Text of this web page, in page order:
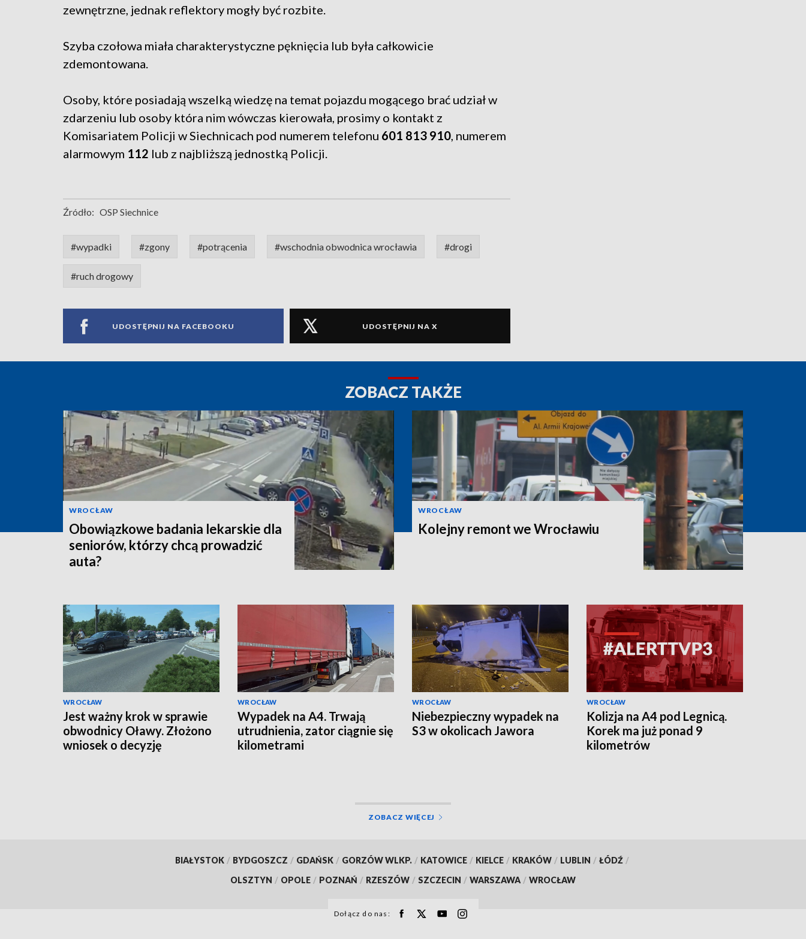
zewnętrzne, jednak reflektory mogły być rozbite.
Szyba czołowa miała charakterystyczne pęknięcia lub była całkowicie
zdemontowana.
Osoby, które posiadają wszelką wiedzę na temat pojazdu mogącego brać udział w
zdarzeniu lub osoby która nim wówczas kierowała, prosimy o kontakt z
Komisariatem Policji w Siechnicach pod numerem telefonu 601 813 910, numerem
alarmowym 112 lub z najbliższą jednostką Policji.
Źródło: OSP Siechnice
#wypadki #zgony #potrącenia #wschodnia obwodnica wrocławia #drogi
#ruch drogowy
UDOSTĘPNIJ NA FACEBOOKU UDOSTĘPNIJ NA X
ZOBACZ TAKŻE
WROCŁAW
Obowiązkowe badania lekarskie dla
seniorów, którzy chcą prowadzić
auta?
WROCŁAW
Kolejny remont we Wrocławiu
WROCŁAW
Jest ważny krok w sprawie
obwodnicy Oławy. Złożono
wniosek o decyzję
WROCŁAW
Wypadek na A4. Trwają
utrudnienia, zator ciągnie się
kilometrami
WROCŁAW
Niebezpieczny wypadek na
S3 w okolicach Jawora
WROCŁAW
Kolizja na A4 pod Legnicą.
Korek ma już ponad 9
kilometrów
ZOBACZ WIĘCEJ
BIAŁYSTOK / BYDGOSZCZ / GDAŃSK / GORZÓW WLKP. / KATOWICE / KIELCE / KRAKÓW / LUBLIN / ŁÓDŹ /
OLSZTYN / OPOLE / POZNAŃ / RZESZÓW / SZCZECIN / WARSZAWA / WROCŁAW
Dołącz do nas: